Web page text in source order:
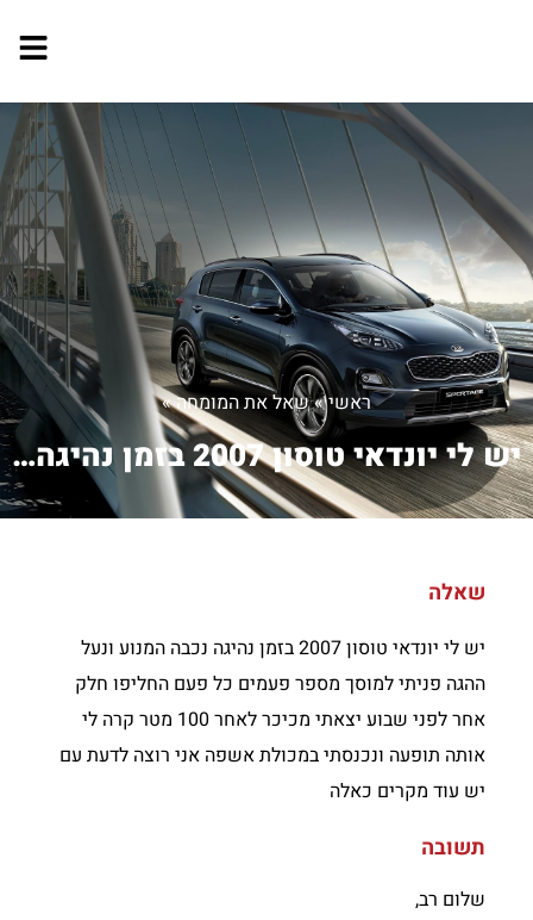
ראשי»שאל את המומחה»
יש לי יונדאי טוסון 2007 בזמן נהיגה נכ...
שאלה
יש לי יונדאי טוסון 2007 בזמן נהיגה נכבה המנוע ונעל
ההגה פניתי למוסך מספר פעמים כל פעם החליפו חלק
אחר לפני שבוע יצאתי מכיכר לאחר 100 מטר קרה לי
אותה תופעה ונכנסתי במכולת אשפה אני רוצה לדעת עם
יש עוד מקרים כאלה
תשובה
שלום רב,